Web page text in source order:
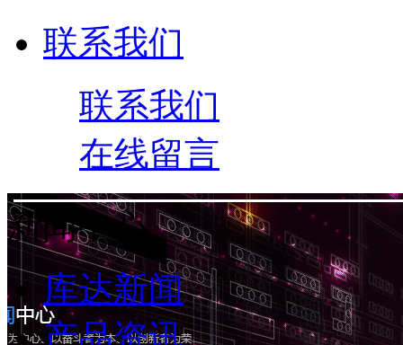
联系我们
联系我们
在线留言
新闻中心
库达新闻